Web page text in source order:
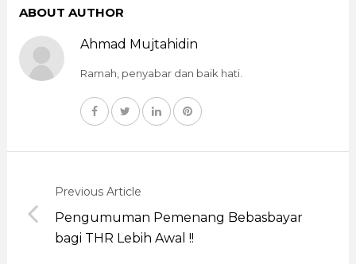
ABOUT AUTHOR
Ahmad Mujtahidin
Ramah, penyabar dan baik hati.
Previous Article
Pengumuman Pemenang Bebasbayar
bagi THR Lebih Awal !!